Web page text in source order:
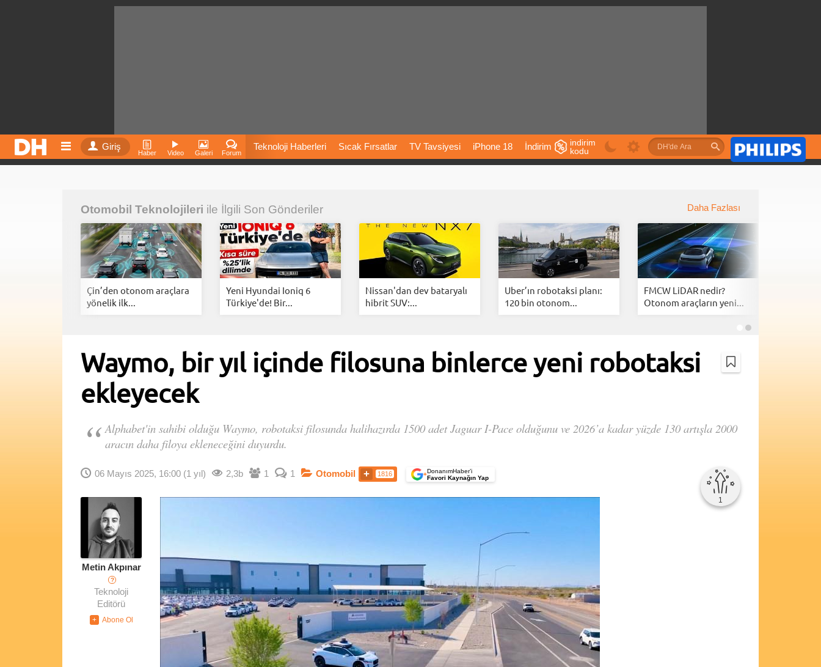
Giriş
Haber Video Galeri Forum
Teknoloji Haberleri Sıcak Fırsatlar TV Tavsiyesi iPhone 18 İndirim
Fiyatları Vizyondaki
İnstagram Dondurma İnstagram Çöktü Mü
indirim
kodu
Otomobil Teknolojileri ile İlgili Son Gönderiler Daha Fazlası
Çin’den otonom araçlara
yönelik ilk...
Yeni Hyundai Ioniq 6
Türkiye'de! Bir...
Nissan'dan dev bataryalı
hibrit SUV:...
Uber’ın robotaksi planı:
120 bin otonom...
FMCW LiDAR nedir?
Otonom araçların yeni...
Waymo, bir yıl içinde filosuna binlerce yeni robotaksi
ekleyecek
Alphabet'in sahibi olduğu Waymo, robotaksi filosunda halihazırda 1500 adet Jaguar I-Pace olduğunu ve 2026’a kadar yüzde 130 artışla 2000
aracın daha filoya ekleneceğini duyurdu.
06 Mayıs 2025, 16:00 (1 yıl) 2,3b 1 1 Otomobil 1816 +DonanımHaber’i
Favori Kaynağın Yap
1
Metin Akpınar
?
Teknoloji
Editörü